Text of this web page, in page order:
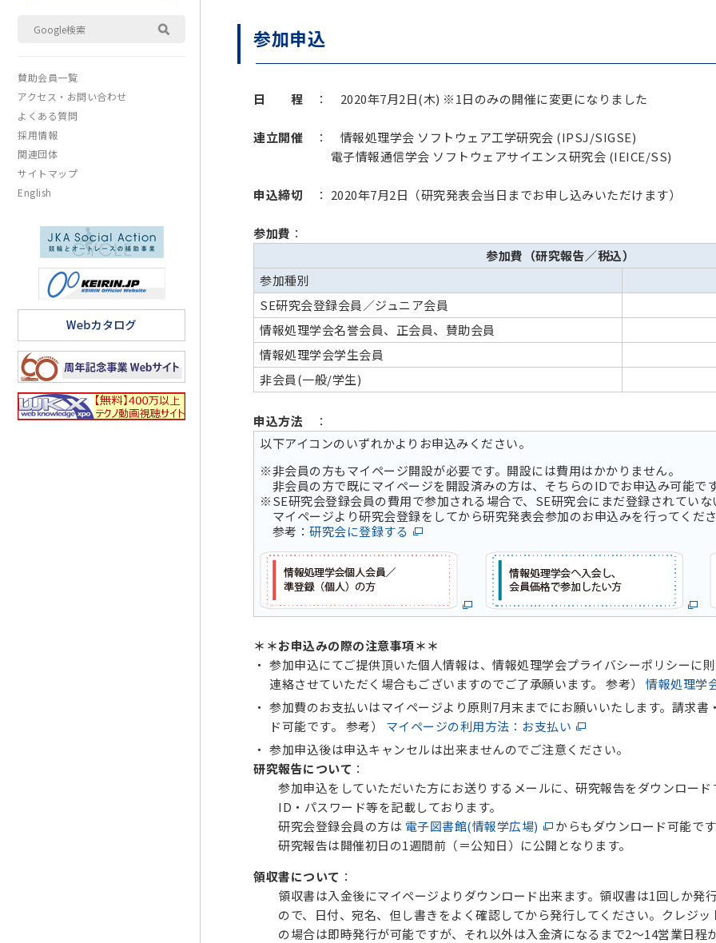
賛助会員一覧
アクセス・お問い合わせ
よくある質問
採用情報
関連団体
サイトマップ
English
参加申込
日 程 ： 2020年7月2日(木) ※1日のみの開催に変更になりました
連立開催 ： 情報処理学会 ソフトウェア工学研究会 (IPSJ/SIGSE)
電子情報通信学会 ソフトウェアサイエンス研究会 (IEICE/SS)
申込締切 ： 2020年7月2日（研究発表会当日までお申し込みいただけます）
参加費 ：
参加費（研究報告／税込）
参加種別
SE研究会登録会員／ジュニア会員
情報処理学会名誉会員、正会員、賛助会員
情報処理学会学生会員
非会員(一般/学生)
申込方法 ：
以下アイコンのいずれかよりお申込みください。
※非会員の方もマイページ開設が必要です。開設には費用はかかりません。
非会員の方で既にマイページを開設済みの方は、そちらのIDでお申込み可能です
※SE研究会登録会員の費用で参加される場合で、SE研究会にまだ登録されていな
マイページより研究会登録をしてから研究発表会参加のお申込みを行ってくださ
参考： 研究会に登録する
＊＊お申込みの際の注意事項＊＊
参加申込にてご提供頂いた個人情報は、情報処理学会プライバシーポリシーに
連絡させていただく場合もございますのでご了承願います。 参考） 情報処理学
参加費のお支払いはマイページより原則7月末までにお願いいたします。請求
ド可能です。 参考） マイページの利用方法：お支払い
参加申込後は申込キャンセルは出来ませんのでご注意ください。
研究報告について ：
参加申込をしていただいた方にお送りするメールに、研究報告をダウンロード
ID・パスワード等を記載しております。
研究会登録会員の方は 電子図書館(情報学広場)
からもダウンロード可能です
研究報告は開催初日の1週間前（＝公知日）に公開となります。
領収書について ：
領収書は入金後にマイページよりダウンロード出来ます。領収書は1回しか発
ので、日付、宛名、但し書きをよく確認してから発行してください。クレジッ
の場合は即時発行が可能ですが、それ以外は入金済になるまで2～14営業日程か